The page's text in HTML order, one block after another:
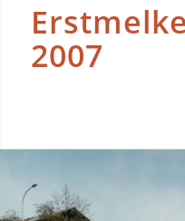
2007